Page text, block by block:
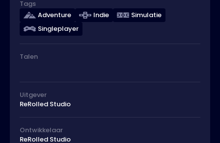
Tags
Adventure
Indie
Simulatie
Singleplayer
Talen
Uitgever
ReRolled Studio
Ontwikkelaar
ReRolled Studio